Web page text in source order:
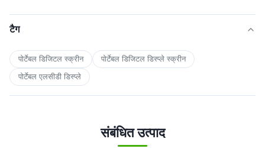
टैग
पोर्टेबल डिजिटल स्क्रीन
पोर्टेबल डिजिटल डिस्प्ले स्क्रीन
पोर्टेबल एलसीडी डिस्प्ले
संबंधित उत्पाद